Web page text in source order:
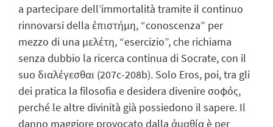
a partecipare dell’immortalità tramite il continuo
rinnovarsi della ἐπιστήμη, “conoscenza” per
mezzo di una μελέτη, “esercizio”, che richiama
senza dubbio la ricerca continua di Socrate, con il
suo διαλέγεσθαι (207c-208b). Solo Eros, poi, tra gli
dei pratica la filosofia e desidera divenire σοφός,
perché le altre divinità già possiedono il sapere. Il
danno maggiore provocato dalla ἀμαθία è per